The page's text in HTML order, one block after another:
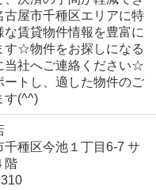
屋市千種区エリアに特
な賃貸物件情報を豊富に
す☆物件をお探しになる
当社へご連絡ください☆
ートし、適した物件のご
す(^^)
千種区今池１丁目6-7 サ
階